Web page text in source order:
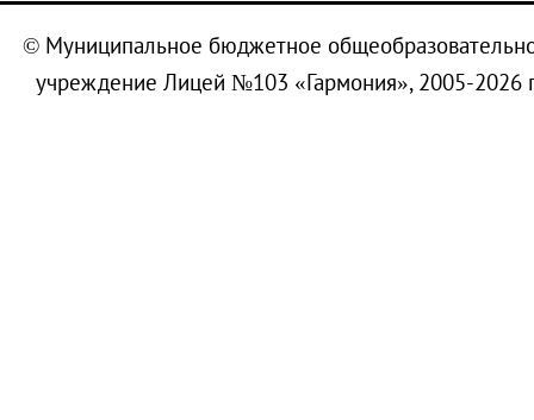
© Муниципальное бюджетное
учреждение Лицей №103 «Гармония», 2005-2026